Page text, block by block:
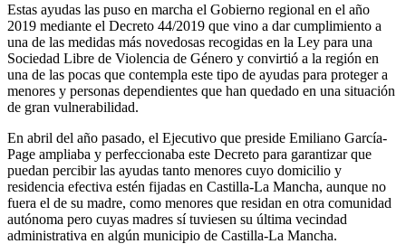
Estas ayudas las puso en marcha el Gobierno regional en el año
2019 mediante el Decreto 44/2019 que vino a dar cumplimiento a
una de las medidas más novedosas recogidas en la Ley para una
Sociedad Libre de Violencia de Género y convirtió a la región en
una de las pocas que contempla este tipo de ayudas para proteger a
menores y personas dependientes que han quedado en una situación
de gran vulnerabilidad.
En abril del año pasado, el Ejecutivo que preside Emiliano García-
Page ampliaba y perfeccionaba este Decreto para garantizar que
puedan percibir las ayudas tanto menores cuyo domicilio y
residencia efectiva estén fijadas en Castilla-La Mancha, aunque no
fuera el de su madre, como menores que residan en otra comunidad
autónoma pero cuyas madres sí tuviesen su última vecindad
administrativa en algún municipio de Castilla-La Mancha.